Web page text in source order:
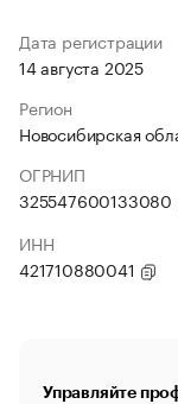
Дата регистрации
14 августа 2025
Регион
Новосибирская
ОГРНИП
325547600133080
ИНН
421710880041
Управляйте